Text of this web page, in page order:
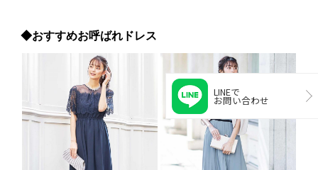
◆おすすめお呼ばれドレス
LINEで
お問い合わせ